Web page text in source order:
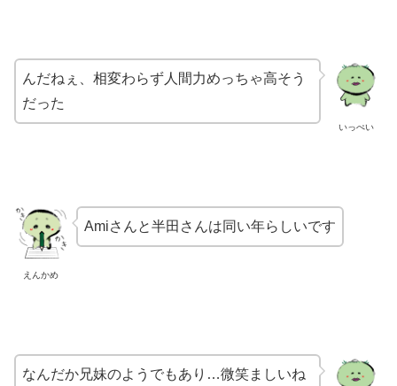
いっぺい
んだねぇ、相変わらず 人間力めっちゃ高そう
だった
えんかめ
Amiさんと半田さんは同い年らしいです
なんだか兄妹のようでもあり…微笑ましいね